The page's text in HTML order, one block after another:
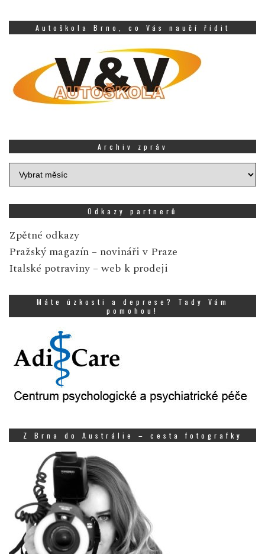
Autoškola Brno, co Vás naučí řídit
Archiv zpráv
Archiv
zpráv
Odkazy partnerů
Zpětné odkazy
Pražský magazín – novináři v Praze
Italské potraviny – web k prodeji
Máte úzkosti a deprese? Tady Vám
pomohou!
Z Brna do Austrálie – cesta fotografky